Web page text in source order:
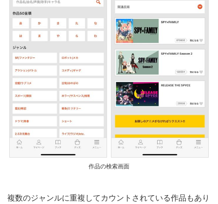
作品の検索画面
複数のジャンルに重複してカウントされている作品もあり